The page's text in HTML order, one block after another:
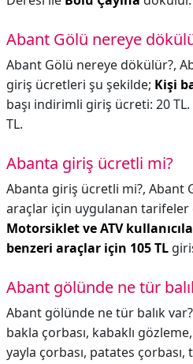
Abant Gölü nereye
Abant Gölü nereye dökülür?,
giriş ücretleri şu şekilde; Kişi
başı indirimli giriş ücreti: 20
TL.
Abanta giriş ücretli mi?
Abanta giriş ücretli mi?, Abant
araçlar için uygulanan tarifeler
Motorsiklet ve ATV
benzeri araçlar için 105 TL
Abant gölünde ne tür
Abant gölünde ne tür balık
bakla çorbası, kabaklı
yayla çorbası, patates